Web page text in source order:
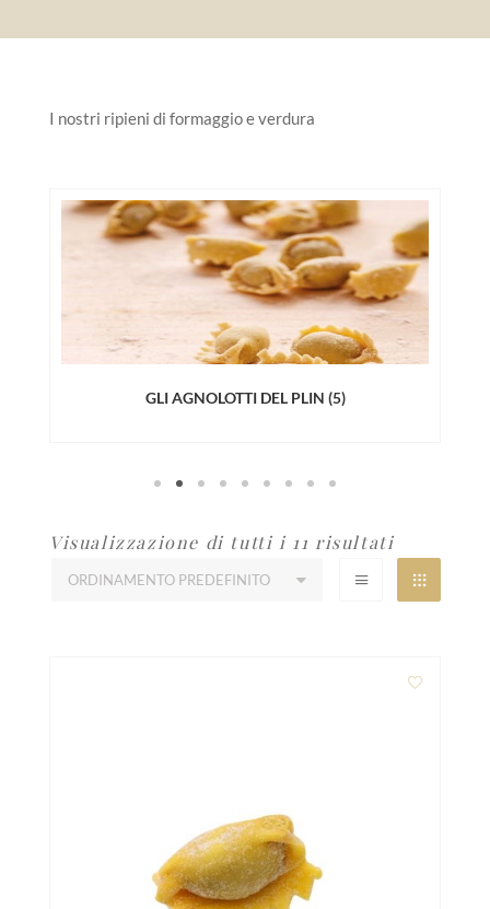
I nostri ripieni di formaggio e verdura
GLI AGNOLOTTI DEL PLIN (5)
Visualizzazione di tutti i 11 risultati